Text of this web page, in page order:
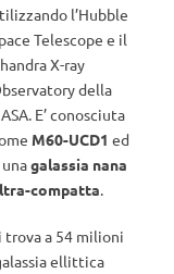
l’Hubble
Telescope e il
X-ray
della
E’ conosciuta
M60-UCD1 ed
galassia nana
compatta.
trova a 54 milioni
ellittica